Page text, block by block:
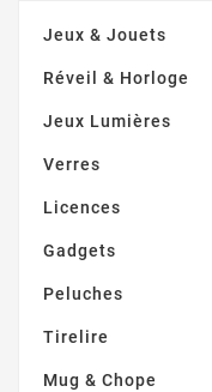
Jeux & Jouets
Réveil & Horloge
Jeux Lumières
Verres
Licences
Gadgets
Peluches
Tirelire
Mug & Chope